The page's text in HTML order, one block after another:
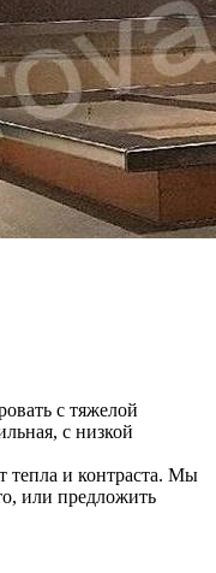
с тяжелой
с низкой
тепла и контраста. Мы
или предложить